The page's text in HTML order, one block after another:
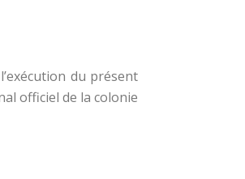
du présent
officiel de la colonie.